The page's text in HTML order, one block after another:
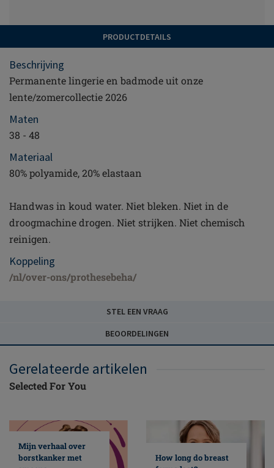
PRODUCTDETAILS
Beschrijving
Permanente lingerie en badmode uit onze
lente/zomercollectie 2026
Maten
38 - 48
Materiaal
80% polyamide, 20% elastaan
Handwas in koud water. Niet bleken. Niet in de
droogmachine drogen. Niet strijken. Niet chemisch
reinigen.
Koppeling
/nl/over-ons/prothesebeha/
STEL EEN VRAAG
BEOORDELINGEN
Gerelateerde artikelen
Selected For You
Mijn verhaal over
borstkanker met
How long do breast